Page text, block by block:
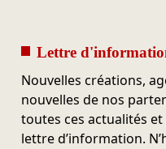
Lettre
Nouvelles créations,
nouvelles de nos
toutes ces actualités
lettre d’information.